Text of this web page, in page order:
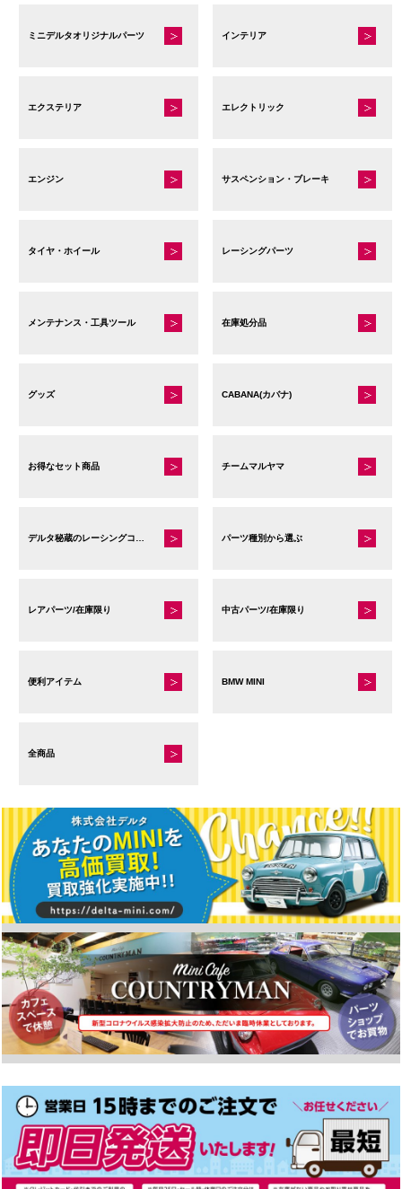
ミニデルタオリジナルパーツ インテリア
エクステリア エレクトリック
エンジン サスペンション・ブレーキ
タイヤ・ホイール レーシングパーツ
メンテナンス・工具ツール 在庫処分品
グッズ CABANA(カバナ)
お得なセット商品 チームマルヤマ
パーツ種別から選ぶ
レアパーツ/在庫限り 中古パーツ/在庫限り
便利アイテム BMW MINI
全商品